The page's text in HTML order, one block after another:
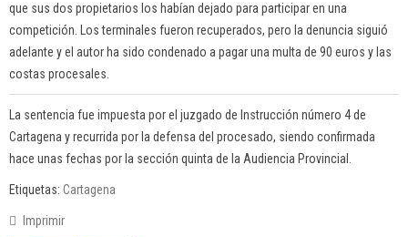
que sus dos propietarios los habían dejado para participar en una
competición. Los terminales fueron recuperados, pero la denuncia siguió
adelante y el autor ha sido condenado a pagar una multa de 90 euros y las
costas procesales.
La sentencia fue impuesta por el juzgado de Instrucción número 4 de
Cartagena y recurrida por la defensa del procesado, siendo confirmada
hace unas fechas por la sección quinta de la Audiencia Provincial.
Etiquetas: Cartagena
Imprimir